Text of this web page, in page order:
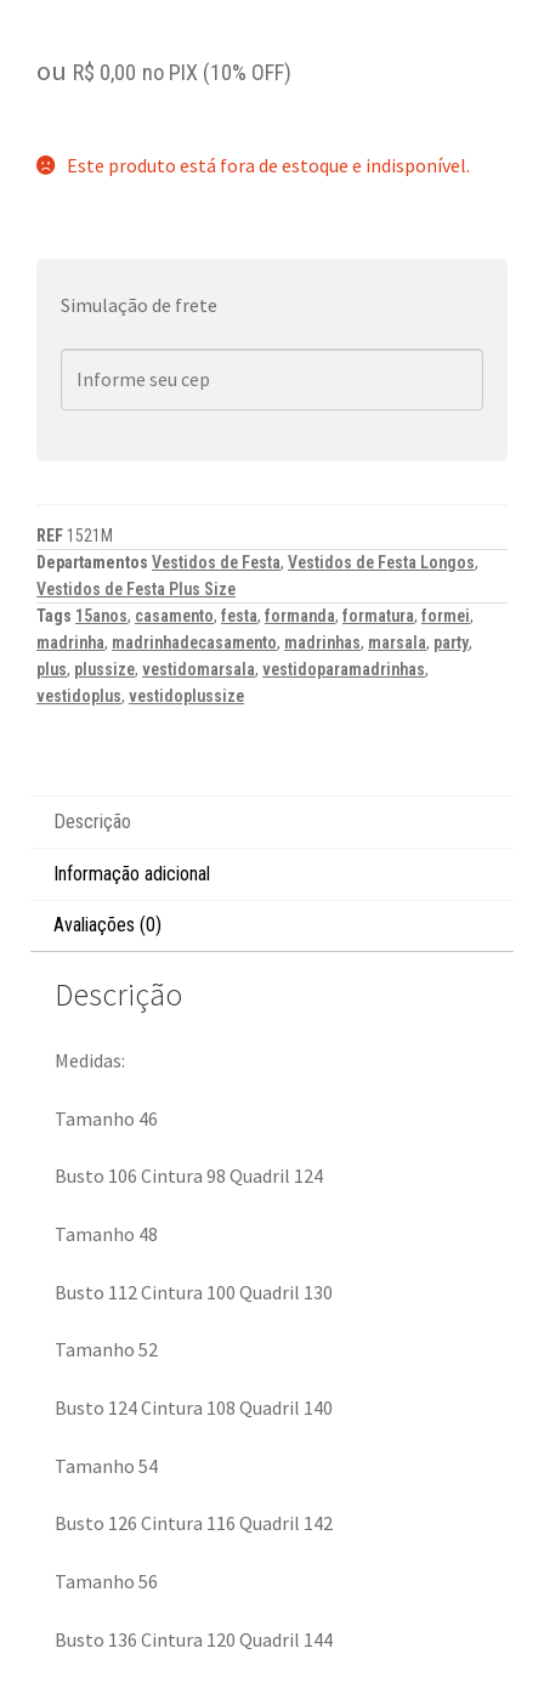
ou R$ 0,00 no PIX (10% OFF)
Este produto está fora de estoque e indisponível.
Simulação de frete
REF 1521M
Departamentos Vestidos de Festa, Vestidos de Festa Longos,
Vestidos de Festa Plus Size
Tags 15anos, casamento, festa, formanda, formatura, formei,
madrinha, madrinhadecasamento, madrinhas, marsala, party,
plus, plussize, vestidomarsala, vestidoparamadrinhas,
vestidoplus, vestidoplussize
Descrição
Informação adicional
Avaliações (0)
Descrição
Medidas:
Tamanho 46
Busto 106 Cintura 98 Quadril 124
Tamanho 48
Busto 112 Cintura 100 Quadril 130
Tamanho 52
Busto 124 Cintura 108 Quadril 140
Tamanho 54
Busto 126 Cintura 116 Quadril 142
Tamanho 56
Busto 136 Cintura 120 Quadril 144